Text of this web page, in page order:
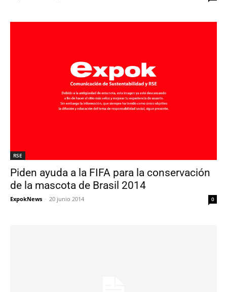
RSE
Piden ayuda a la FIFA para la conservación
de la mascota de Brasil 2014
ExpokNews - 20 junio 2014 0